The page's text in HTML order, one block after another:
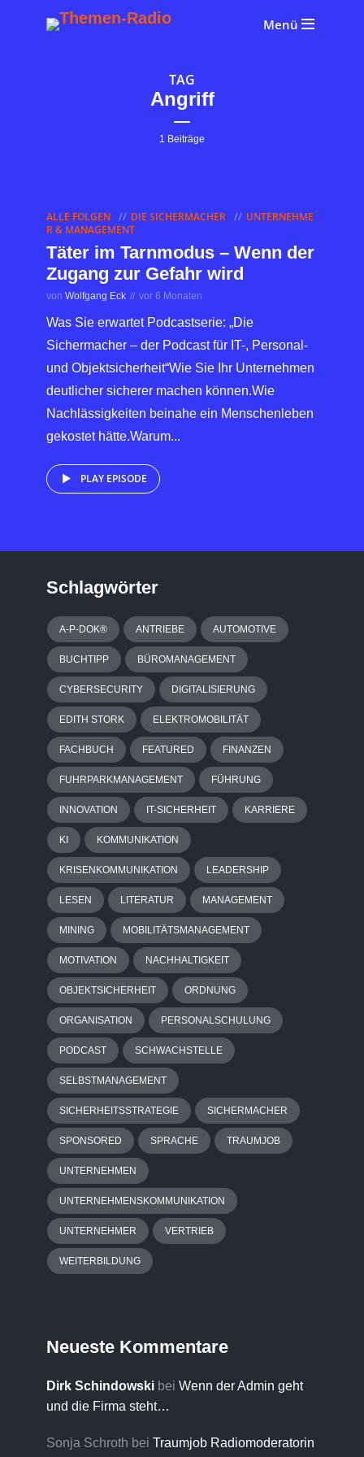
Menü
TAG
Angriff
1 Beiträge
ALLE FOLGEN DIE SICHERMACHER
UNTERNEHME
R & MANAGEMENT
Täter im Tarnmodus – Wenn der
Zugang zur Gefahr wird
von Wolfgang Eck vor 6 Monaten
Was Sie erwartet Podcastserie: „Die
Sichermacher – der Podcast für IT-, Personal-
und Objektsicherheit“Wie Sie Ihr Unternehmen
deutlicher sicherer machen können.Wie
Nachlässigkeiten beinahe ein Menschenleben
gekostet hätte.Warum...
PLAY EPISODE
Schlagwörter
A-P-DOK® ANTRIEBE AUTOMOTIVE
BUCHTIPP BÜROMANAGEMENT
CYBERSECURITY DIGITALISIERUNG
EDITH STORK ELEKTROMOBILITÄT
FACHBUCH FEATURED FINANZEN
FUHRPARKMANAGEMENT FÜHRUNG
INNOVATION IT-SICHERHEIT KARRIERE
KI KOMMUNIKATION
KRISENKOMMUNIKATION LEADERSHIP
LESEN LITERATUR MANAGEMENT
MINING MOBILITÄTSMANAGEMENT
MOTIVATION NACHHALTIGKEIT
OBJEKTSICHERHEIT ORDNUNG
ORGANISATION PERSONALSCHULUNG
PODCAST SCHWACHSTELLE
SELBSTMANAGEMENT
SICHERHEITSSTRATEGIE SICHERMACHER
SPONSORED SPRACHE TRAUMJOB
UNTERNEHMEN
UNTERNEHMENSKOMMUNIKATION
UNTERNEHMER VERTRIEB
WEITERBILDUNG
Neueste Kommentare
Dirk Schindowski bei Wenn der Admin geht
und die Firma steht…
Sonja Schroth bei Traumjob Radiomoderatorin